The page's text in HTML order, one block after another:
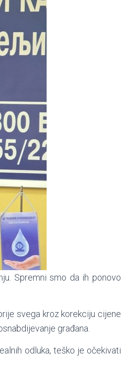
Spremni smo da ih ponovo
svega kroz korekciju cijene
građana.
odluka, teško je očekivati